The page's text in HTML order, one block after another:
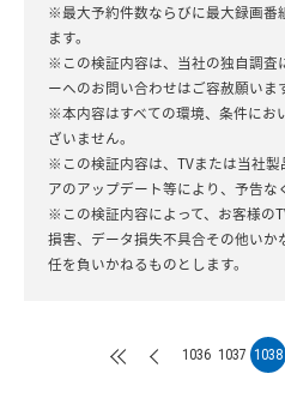
※最大予約件数ならびに最大録画番
ます。
※この検証内容は、当社の独自調査
ーへのお問い合わせはご容赦願いま
※本内容はすべての環境、条件にお
ざいません。
※この検証内容は、TVまたは当社
アのアップデート等により、予告な
※この検証内容によって、お客様の
損害、データ損失不具合その他いか
任を負いかねるものとします。
1036 1037 1038